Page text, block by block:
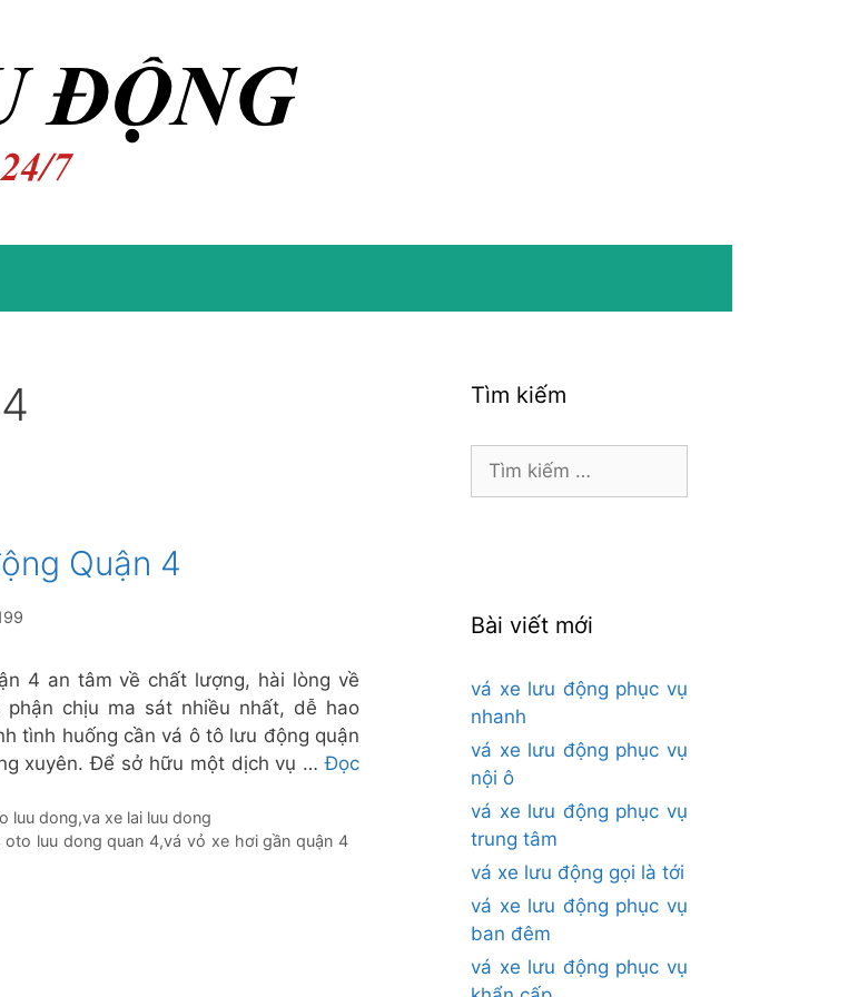
Quận 4
4 an tâm về chất lượng, hài lòng về
chịu ma sát nhiều nhất, dễ hao
tình huống cần vá ô tô lưu động quận
xuyên. Để sở hữu một dịch vụ …Đọc
luu dong,va xe lai luu dong
oto luu dong quan 4,vá vỏ xe hơi gần quận 4
Tìm kiếm
Tìm
Bài viết mới
vá xe lưu động phục vụ
nhanh
vá xe lưu động phục vụ
nội ô
vá xe lưu động phục vụ
trung tâm
vá xe lưu động gọi là tới
vá xe lưu động phục vụ
ban đêm
vá xe lưu động phục vụ